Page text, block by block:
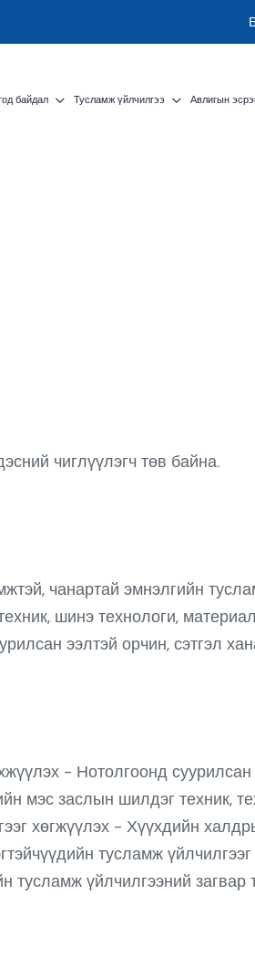
байдал Тусламж үйлчилгээ Авлигын
чиглүүлэгч төв байна.
чанартай эмнэлгийн
шинэ технологи,
ээлтэй орчин, сэтгэл
- Нотолгоонд
мэс заслын шилдэг техник,
хөгжүүлэх - Хүүхдийн
тусламж
үйлчилгээний